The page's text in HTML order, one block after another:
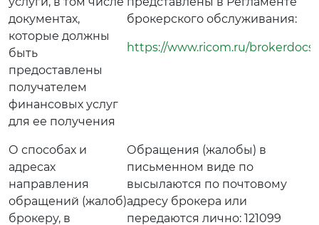
документах,
которые должны
быть
предоставлены
получателем
финансовых услуг
для ее получения
брокерского обслуживания:
https://www.ricom.ru/brokerdocs/
О способах и
адресах
направления
обращений (жалоб)
брокеру, в
Обращения (жалобы) в
письменном виде по
высылаются по почтовому
адресу брокера или
передаются лично: 121099